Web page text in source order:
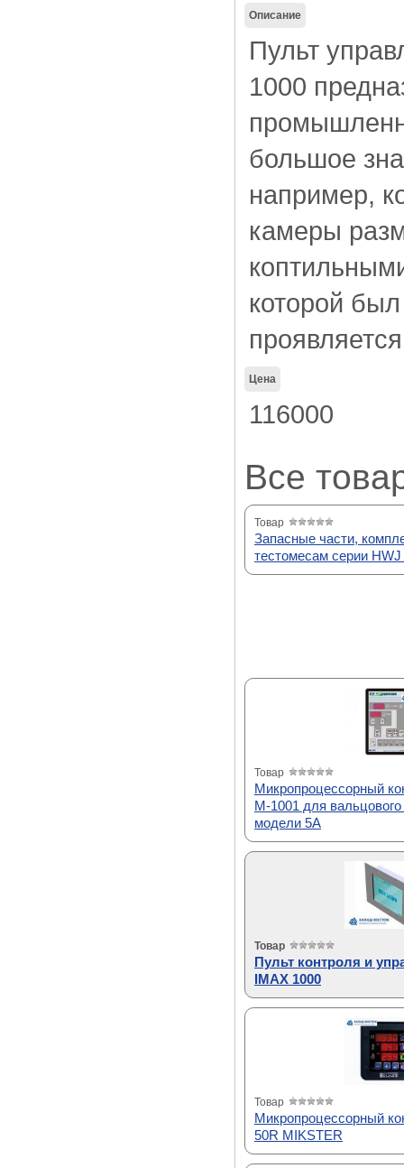
Описание
Пульт
1000
большое
например,
камеры
которой
Цена
116000
Все
Товар
Запасные части,
тестомесам серии
Товар
Микропроцессорный
M-1001 для
модели 5A
Товар
Пульт контроля и
IMAX 1000
Товар
Микропроцессорный
50R MIKSTER